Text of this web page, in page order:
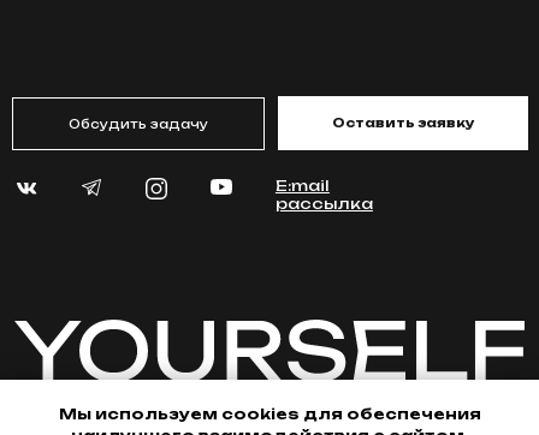
Мы используем cookies для обеспечения